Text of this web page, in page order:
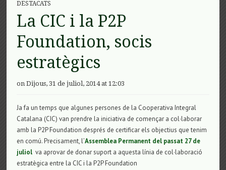
DESTACATS
La CIC i la P2P
Foundation, socis
estratègics
on Dijous, 31 de juliol, 2014 at 12:03
Ja fa un temps que algunes persones de la Cooperativa Integral
Catalana (CIC) van prendre la iniciativa de començar a col·laborar
amb la P2P Foundation després de certificar els objectius que tenim
en comú. Precisament, l’Assemblea Permanent del passat 27 de
juliol va aprovar de donar suport a aquesta línia de col·laboració
estratègica entre la CIC i la P2P Foundation